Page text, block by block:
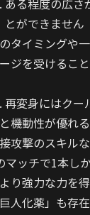
ある程度の広さ
とができません
タイミングや
ジを受けるこ
再変身にはクー
機動性が優れ
攻撃のスキル
マッチで1本し
り強力な力を
人化薬」も存